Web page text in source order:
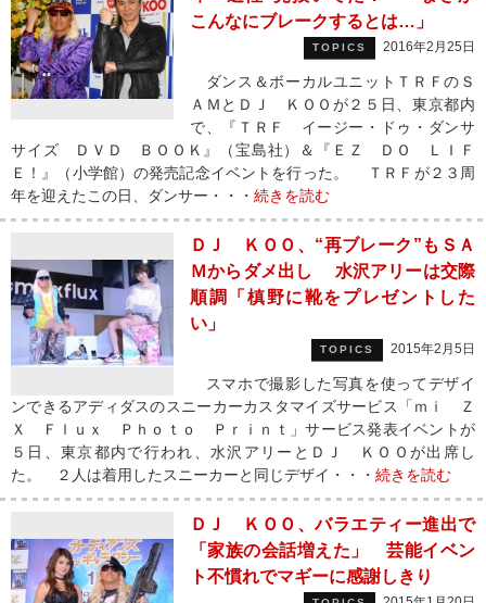
こんなにブレークするとは…」
TOPICS 2016年2月25日
ダンス＆ボーカルユニットＴＲＦのＳ
ＡＭとＤＪ ＫＯＯが２５日、東京都内
で、『ＴＲＦ イージー・ドゥ・ダンサ
サイズ ＤＶＤ ＢＯＯＫ』（宝島社）＆『ＥＺ ＤＯ ＬＩＦ
Ｅ！』（小学館）の発売記念イベントを行った。 ＴＲＦが２３周
年を迎えたこの日、ダンサー・・・ 続きを読む
ＤＪ ＫＯＯ、“再ブレーク”もＳＡ
Ｍからダメ出し 水沢アリーは交際
順調「槙野に靴をプレゼントした
い」
TOPICS 2015年2月5日
スマホで撮影した写真を使ってデザイ
ンできるアディダスのスニーカーカスタマイズサービス「ｍｉ Ｚ
Ｘ Ｆｌｕｘ Ｐｈｏｔｏ Ｐｒｉｎｔ」サービス発表イベントが
５日、東京都内で行われ、水沢アリーとＤＪ ＫＯＯが出席し
た。 ２人は着用したスニーカーと同じデザイ・・・ 続きを読む
ＤＪ ＫＯＯ、バラエティー進出で
「家族の会話増えた」 芸能イベン
ト不慣れでマギーに感謝しきり